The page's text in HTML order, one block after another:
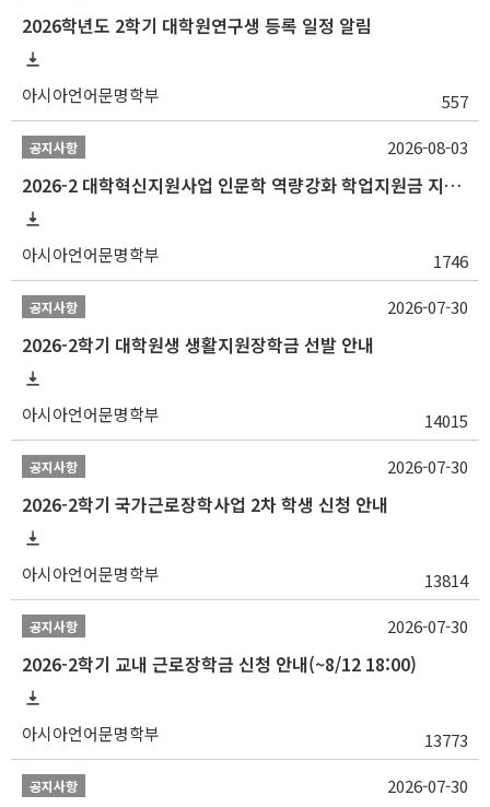
2026학년도 2학기 대학원연구생 등록 일정 알림
아시아언어문명학부 557
공지사항
2026-2 대학혁신지원사업 인문학 역량강화 학업지원금 지원 선발 안내 (학/석/박사)
아시아언어문명학부 1746
2026-08-03
공지사항
2026-2학기 대학원생 생활지원장학금 선발 안내
아시아언어문명학부 14015
2026-07-30
공지사항
2026-2학기 국가근로장학사업 2차 학생 신청 안내
아시아언어문명학부 13814
2026-07-30
공지사항
2026-2학기 교내 근로장학금 신청 안내(~8/12 18:00)
아시아언어문명학부 13773
2026-07-30
공지사항 2026-07-30